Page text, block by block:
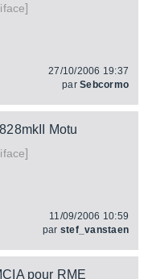
]
27/10/2006 19:37
parSebcormo
Motu
]
11/09/2006 10:59
par stef_vanstaen
pour RME